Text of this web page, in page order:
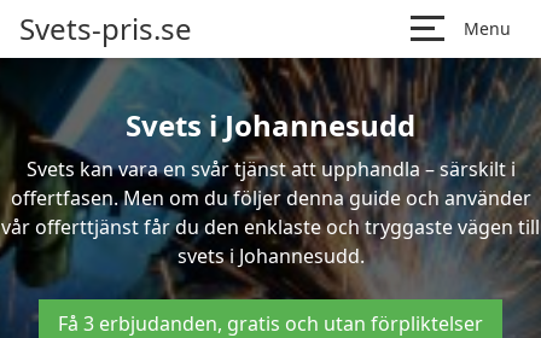
Svets-pris.se Menu
Svets i Johannesudd
Svets kan vara en svår tjänst att upphandla – särskilt i
offertfasen. Men om du följer denna guide och använder
vår offerttjänst får du den enklaste och tryggaste vägen till
svets i Johannesudd.
Få 3 erbjudanden, gratis och utan förpliktelser